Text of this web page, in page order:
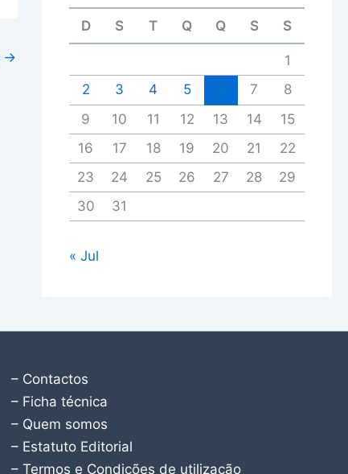
→
D S T Q Q S S
1
2
3 4 5 7
8
9
10 11 12 13 14
15
16
17 18 19 20 21
22
23
24 25 26 27 28
29
30
31
« Jul
– Contactos
– Ficha técnica
– Quem somos
– Estatuto Editorial
– Termos e Condições de utilização